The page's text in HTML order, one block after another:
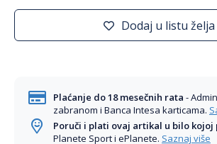
Dodaj u listu želja
Plaćanje do 18 mesečnih rata -
zabranom i Banca Intesa karticama.
Poruči i plati ovaj artikal u bilo kojoj
Planete Sport i ePlanete. Saznaj više